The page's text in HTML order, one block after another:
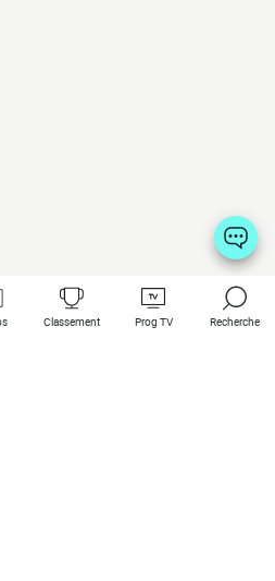
Classement Prog TV Recherche